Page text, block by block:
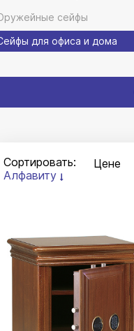
сейфы
для офиса и дома
Сортировать: Цене
Алфавиту